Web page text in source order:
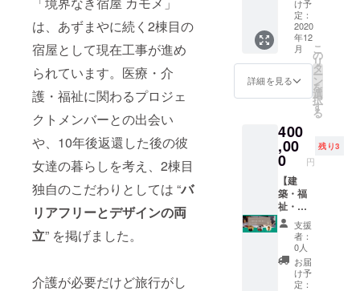
は、あずまやに続く2棟目の
宿屋として現在工事が進め
られています。医療・介
護・福祉に関わるプロジェ
クトメンバーとの出会い
や、10年後返還した後の彼
女達の暮らしを考え、2棟目
独自のこだわりとしては “バ
リアフリーとデザインの両
立” を掲げました。
介護が必要だけど旅行がし
ります
※設備や
飲食業
許可等
につい
ての詳
細は後
日打合
た上で
の出店
となり
ます ※
エンド
ロール
へのお
名前掲
載は希
望者の
みとな
ります
ので支
アー
(studio
KANRO
内野氏
による
ガイド
付) １泊
２日の
２名迄
の宿泊
付 ※カ
モメ４
名宿泊
予定・
泊まれ
る植物
館あず
まや８
名の最
大計12
名まで
け予
定：
2020
年12
月
詳細を見る
こ
の
リ
タ
ー
ン
を
選
択
す
る
400
,00
0 円
残り3
【建
築・福
祉・医
療に関
する企
画・設
計相談
プラ
ン】 カ
支援
者：
0人
お届
け予
定：